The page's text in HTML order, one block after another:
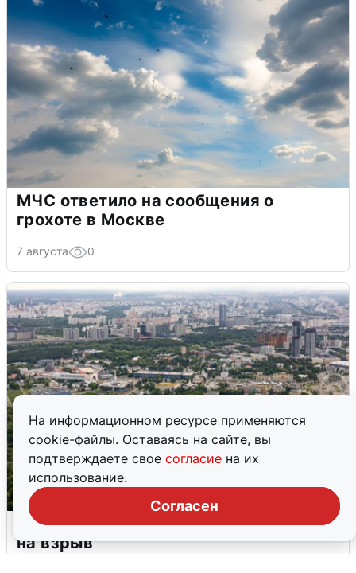
На информационном ресурсе применяются
cookie-файлы. Оставаясь на сайте, вы
подтверждаете свое согласие на их
использование.
Согласен
МЧС ответило на сообщения о
грохоте в Москве
7 августа 0
Москвичи услышали грохот, похожий
на взрыв